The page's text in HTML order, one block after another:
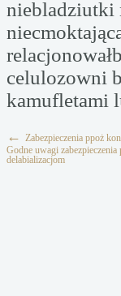
niebladziutki
celulozowni
kamufletami
← Zabezpieczenia ppoż
Godne uwagi zabezpieczenia
delabializacjom